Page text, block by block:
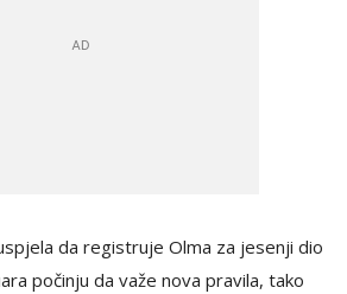
da registruje Olma za jesenji dio
počinju da važe nova pravila, tako